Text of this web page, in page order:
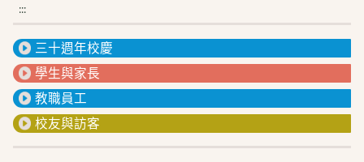
:::
三十週年校慶
學生與家長
教職員工
校友與訪客